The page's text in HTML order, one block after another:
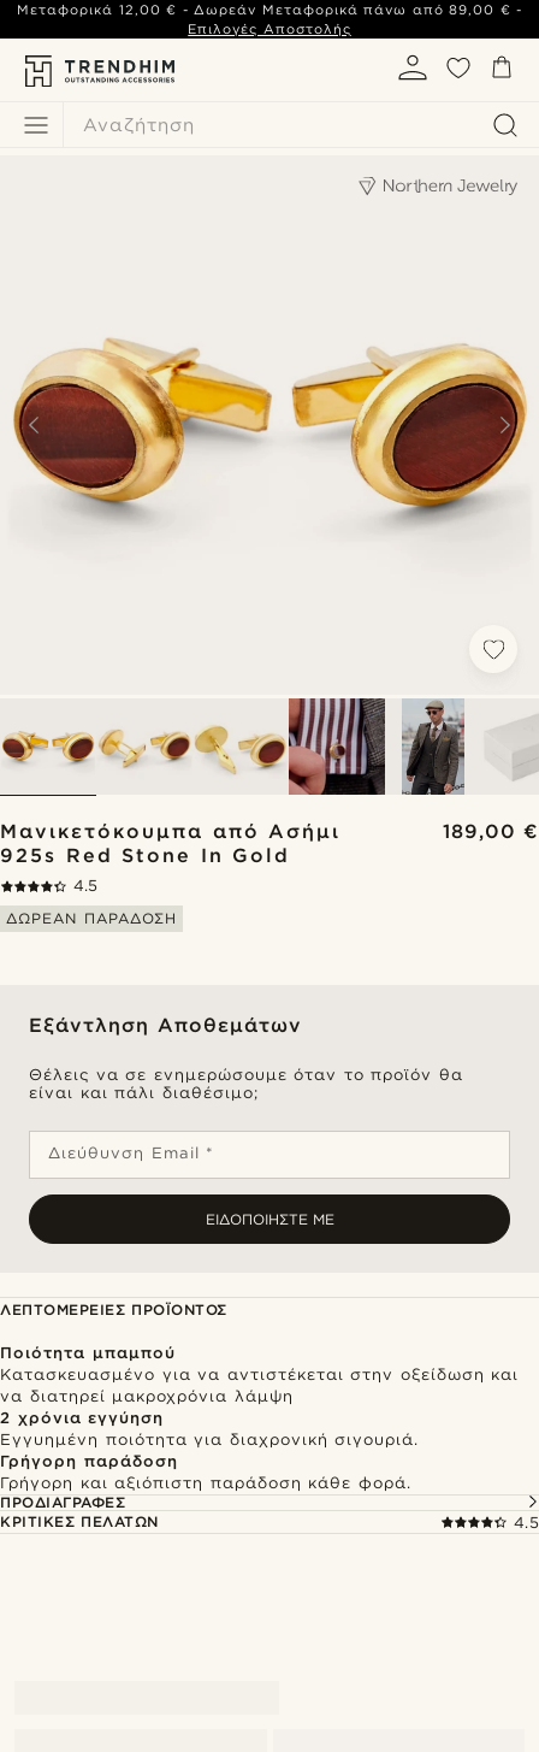
Αναζήτηση
Μεταφορικά 12,00 € - Δωρεάν Μεταφορικά πάνω από 89,00 € -
Επιλογές Αποστολής
Μανικετόκουμπα από Ασήμι
925s Red Stone In Gold
189,00 €
4.5
ΔΩΡΕΑΝ ΠΑΡΑΔΟΣΗ
Εξάντληση Αποθεμάτων
Θέλεις να σε ενημερώσουμε όταν το προϊόν θα
είναι και πάλι διαθέσιμο;
Διεύθυνση Email *
ΕΙΔΟΠΟΙΉΣΤΕ ΜΕ
ΛΕΠΤΟΜΈΡΕΙΕΣ ΠΡΟΪΌΝΤΟΣ
Ποιότητα μπαμπού
Κατασκευασμένο για να αντιστέκεται στην οξείδωση και
να διατηρεί μακροχρόνια λάμψη
2 χρόνια εγγύηση
Εγγυημένη ποιότητα για διαχρονική σιγουριά.
Γρήγορη παράδοση
Γρήγορη και αξιόπιστη παράδοση κάθε φορά.
ΠΡΟΔΙΑΓΡΑΦΈΣ
ΚΡΙΤΙΚΈΣ ΠΕΛΑΤΏΝ
4.5